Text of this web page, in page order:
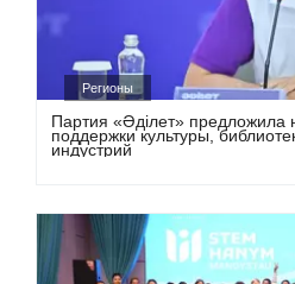
Регионы
Партия «Әділет» предложила
поддержки культуры,
индустрий